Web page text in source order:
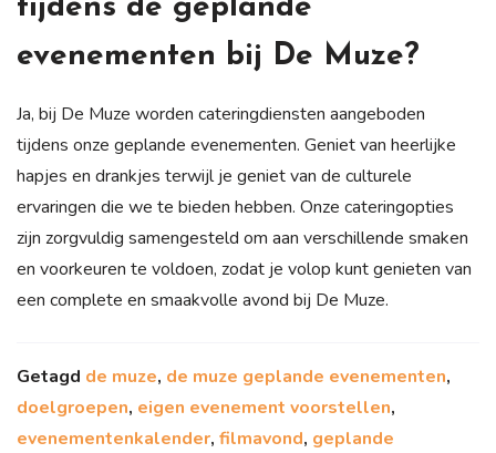
tijdens de geplande
evenementen bij De Muze?
Ja, bij De Muze worden cateringdiensten aangeboden
tijdens onze geplande evenementen. Geniet van heerlijke
hapjes en drankjes terwijl je geniet van de culturele
ervaringen die we te bieden hebben. Onze cateringopties
zijn zorgvuldig samengesteld om aan verschillende smaken
en voorkeuren te voldoen, zodat je volop kunt genieten van
een complete en smaakvolle avond bij De Muze.
Getagd de muze, de muze geplande evenementen,
doelgroepen, eigen evenement voorstellen,
evenementenkalender, filmavond, geplande